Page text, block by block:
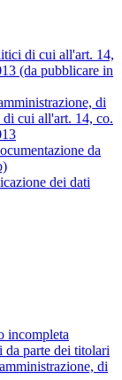
di cui all'art. 14,
(da pubblicare in
di
cui all'art. 14, co.
da
dei dati
incompleta
da parte dei titolari
di